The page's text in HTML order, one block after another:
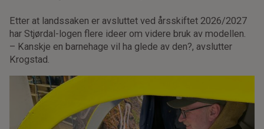
Etter at landssaken er avsluttet ved årsskiftet 2026/2027
har Stjørdal-logen flere ideer om videre bruk av modellen.
– Kanskje en barnehage vil ha glede av den?, avslutter
Krogstad.